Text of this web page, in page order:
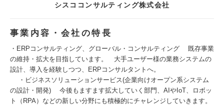
シスココンサルティング株式会社
事業内容・会社の特長
・ERPコンサルティング、グローバル・コンサルティング 既存事業
の維持・拡大を目指しています。 大手ユーザー様の業務システムの
設計、導入を経験しつつ、ERPコンサルタントへ。
・ビジネスソリューションサービス(企業向けオープン系システム
の設計・開発) 今後もますます拡大していく部門、AIやIoT、ロボッ
ト（RPA）などの新しい分野にも積極的にチャレンジしていきます。